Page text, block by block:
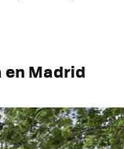
en Madrid